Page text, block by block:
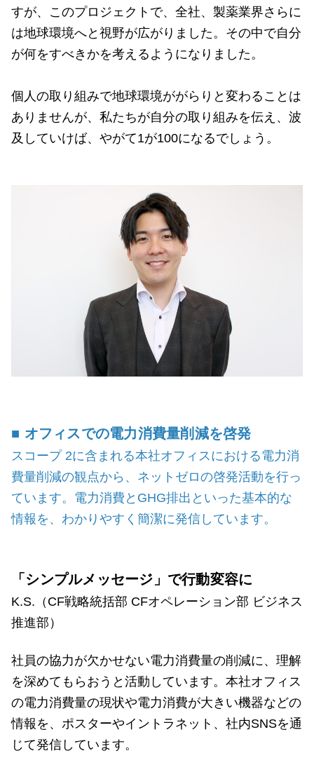
すが、このプロジェクトで、全社、製薬業界さらに
は地球環境へと視野が広がりました。その中で自分
が何をすべきかを考えるようになりました。
個人の取り組みで地球環境ががらりと変わることは
ありませんが、私たちが自分の取り組みを伝え、波
及していけば、やがて1が100になるでしょう。
■ オフィスでの電力消費量削減を啓発
スコープ 2に含まれる本社オフィスにおける電力消
費量削減の観点から、ネットゼロの啓発活動を行っ
ています。電力消費とGHG排出といった基本的な
情報を、わかりやすく簡潔に発信しています。
「シンプルメッセージ」で行動変容に
K.S.（CF戦略統括部 CFオペレーション部 ビジネス
推進部）
社員の協力が欠かせない電力消費量の削減に、理解
を深めてもらおうと活動しています。本社オフィス
の電力消費量の現状や電力消費が大きい機器などの
情報を、ポスターやイントラネット、社内SNSを通
じて発信しています。